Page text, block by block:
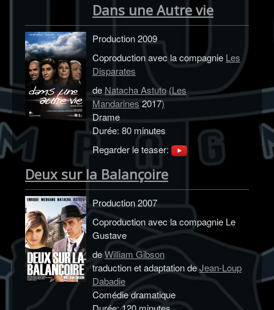
Dans une Autre vie
Production 2009
Coproduction avec la compagnie Les
Disparates
de Natacha Astuto(Les
Mandarines 2017)
Drame
Durée: 80 minutes
Regarder le teaser:
Deux sur la Balançoire
Production 2007
Coproduction avec la compagnie Le
Gustave
deWilliam Gibson
traduction et adaptation deJean-Loup
Dabadie
Comédie dramatique